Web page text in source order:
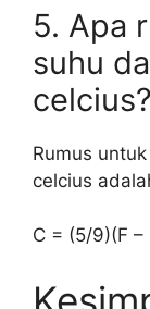
5. Apa
suhu
celcius?
Rumus
celcius
C = (5/9)(F –